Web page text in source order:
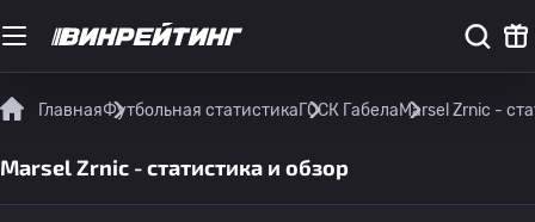
ГлавнаяФутбольная статистикаГОСК ГабелаMarsel Zrnic -
Marsel Zrnic - статистика и обзор